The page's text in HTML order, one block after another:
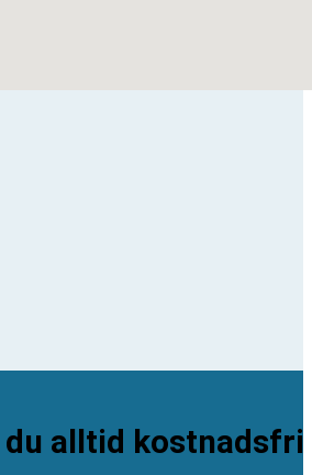
du alltid